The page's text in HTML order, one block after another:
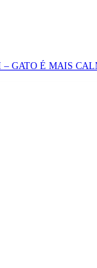
GATO É MAIS